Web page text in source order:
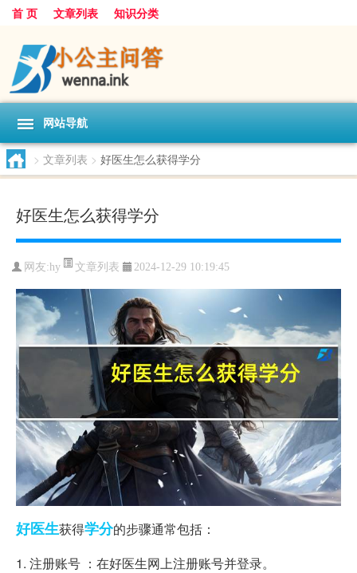
首 页 文章列表 知识分类
网站导航
> 文章列表 > 好医生怎么获得学分
好医生怎么获得学分
网友:hy 文章列表 2024-12-29 10:19:45
好医生获得学分的步骤通常包括：
1. 注册账号 ：在好医生网上注册账号并登录。